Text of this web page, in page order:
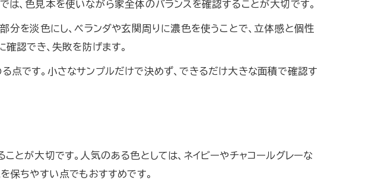
、色見本を使いながら家全体のバランスを確認することが大切です。
分を淡色にし、ベランダや玄関周りに濃色を使うことで、立体感と個性
認でき、失敗を防げます。
です。小さなサンプルだけで決めず、できるだけ大きな面積で確認す
とが大切です。人気のある色としては、ネイビーやチャコールグレーな
保ちやすい点でもおすすめです。